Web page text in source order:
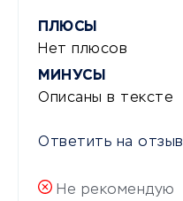
ПЛЮСЫ
Нет плюсов
МИНУСЫ
Описаны в тексте
Ответить на отзыв
Не рекомендую